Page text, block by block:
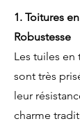
1. Toitures
Robustesse
Les tuiles
sont très
leur
charme